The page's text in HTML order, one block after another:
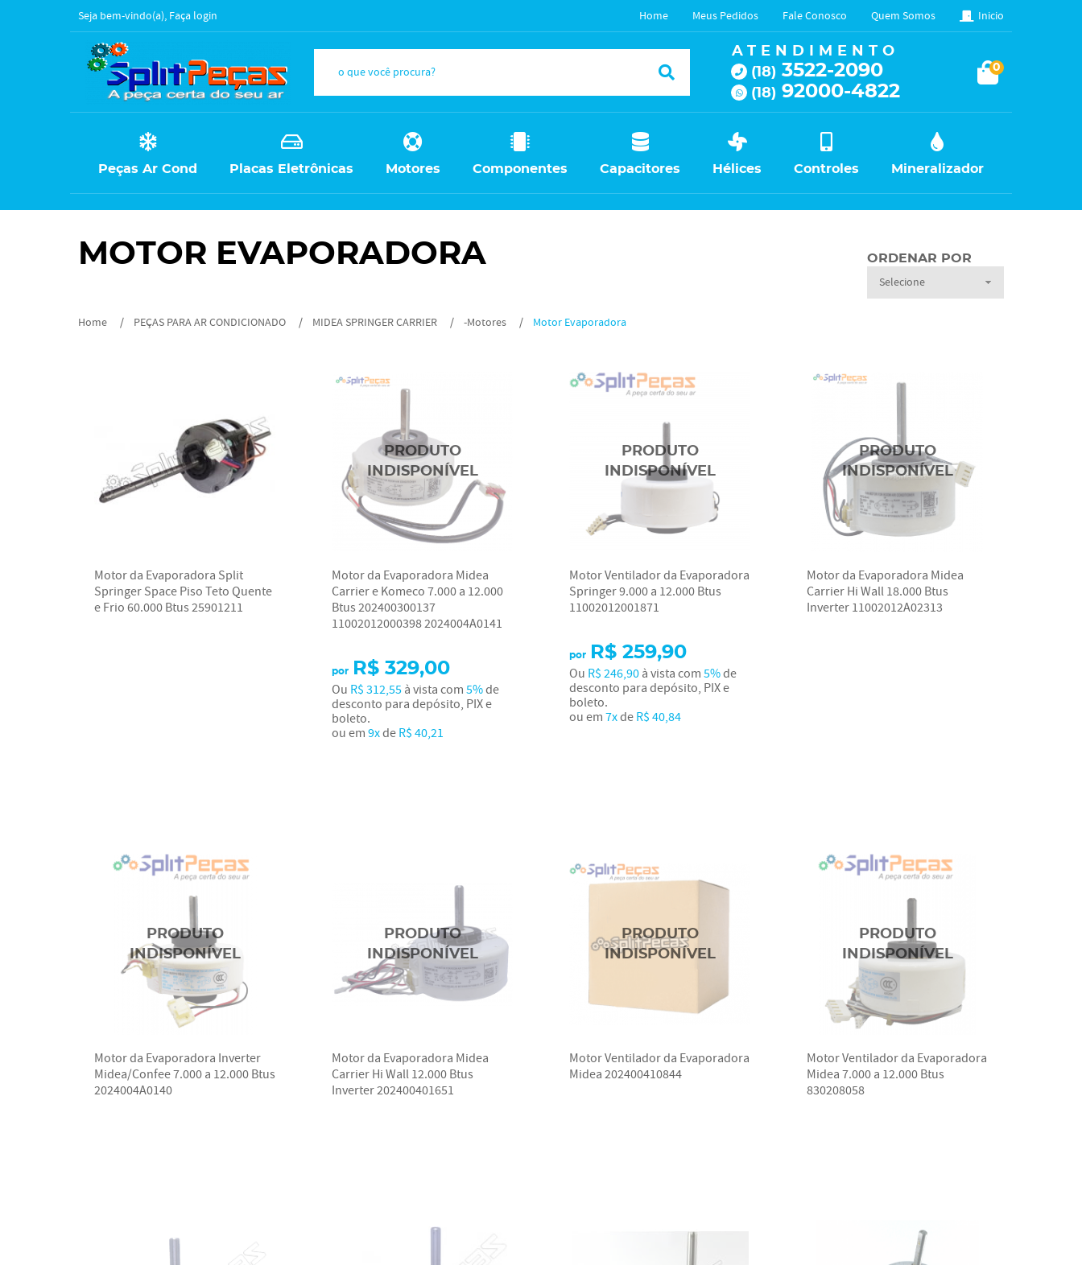
Seja bem-vindo(a), Faça login Home Meus Pedidos Fale Conosco Quem Somos Inicio
ATENDIMENTO
(18) 3522-2090
(18) 92000-4822
0
Peças Ar Cond Placas Eletrônicas Motores Componentes Capacitores Hélices Controles Mineralizador
MOTOR EVAPORADORA
Home PEÇAS PARA AR CONDICIONADO MIDEA SPRINGER CARRIER -Motores Motor Evaporadora
ORDENAR POR
Selecione
Motor da Evaporadora Split
Springer Space Piso Teto Quente
e Frio 60.000 Btus 25901211
Motor da Evaporadora Midea
Carrier e Komeco 7.000 a 12.000
Btus 202400300137
11002012000398 2024004A0141
por R$ 329,00
Ou R$ 312,55à vista com5%de
desconto para depósito, PIX e
boleto.
ou em9xdeR$ 40,21
Motor Ventilador da Evaporadora
Springer 9.000 a 12.000 Btus
11002012001871
por R$ 259,90
Ou R$ 246,90à vista com5%de
desconto para depósito, PIX e
boleto.
ou em7xdeR$ 40,84
Motor da Evaporadora Midea
Carrier Hi Wall 18.000 Btus
Inverter 11002012A02313
Motor da Evaporadora Inverter
Midea/Confee 7.000 a 12.000 Btus
2024004A0140
Motor da Evaporadora Midea
Carrier Hi Wall 12.000 Btus
Inverter 202400401651
Motor Ventilador da Evaporadora
Midea 202400410844
Motor Ventilador da Evaporadora
Midea 7.000 a 12.000 Btus
830208058